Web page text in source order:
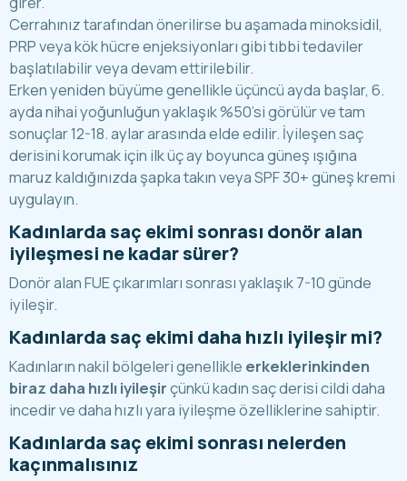
Cerrahınız tarafından önerilirse bu aşamada minoksidil,
PRP veya kök hücre enjeksiyonları gibi tıbbi tedaviler
başlatılabilir veya devam ettirilebilir.
Erken yeniden büyüme genellikle üçüncü ayda başlar, 6.
ayda nihai yoğunluğun yaklaşık %50’si görülür ve tam
sonuçlar 12-18. aylar arasında elde edilir. İyileşen saç
derisini korumak için ilk üç ay boyunca güneş ışığına
maruz kaldığınızda şapka takın veya SPF 30+ güneş kremi
uygulayın.
Kadınlarda saç ekimi sonrası donör alan
iyileşmesi ne kadar sürer?
Donör alan FUE çıkarımları sonrası yaklaşık 7-10 günde
iyileşir.
Kadınlarda saç ekimi daha hızlı iyileşir mi?
Kadınların nakil bölgeleri genellikle erkeklerinkinden
biraz daha hızlı iyileşirçünkü kadın saç derisi cildi daha
incedir ve daha hızlı yara iyileşme özelliklerine sahiptir.
Kadınlarda saç ekimi sonrası nelerden
kaçınmalısınız